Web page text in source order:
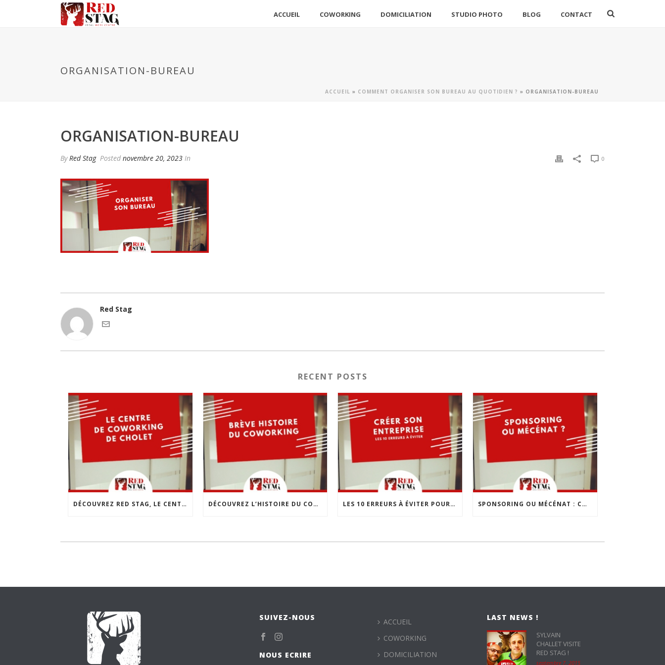
ACCUEIL COWORKING DOMICILIATION STUDIO PHOTO BLOG CONTACT
ORGANISATION-BUREAU
ACCUEIL » COMMENT ORGANISER SON BUREAU AU QUOTIDIEN ? » ORGANISATION-BUREAU
ORGANISATION-BUREAU
ByRed Stag Posted novembre 20, 2023 In 0
Red Stag
RECENT POSTS
DÉCOUVREZ RED STAG, LE CENTRE DE COWORKING DE CHOLET DÉCOUVREZ L’HISTOIRE DU COWORKING : UNE RÉVOLUTION DANS LE MONDE DU TRAVAIL LES 10 ERREURS À ÉVITER POUR CRÉER SON ENTREPRISE SPONSORING OU MÉCÉNAT : COMMENT CHOISIR ?
SUIVEZ-NOUS
NOUS ECRIRE
ACCUEIL
COWORKING
DOMICILIATION
LAST NEWS !
SYLVAIN
CHALLET VISITE
RED STAG !
septembre 7, 2015